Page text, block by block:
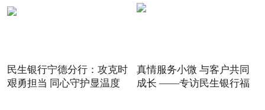
民生银行宁德分行：攻克时
艰勇担当 同心守护显温度
真情服务小微 与客户共同
成长 ——专访民生银行福